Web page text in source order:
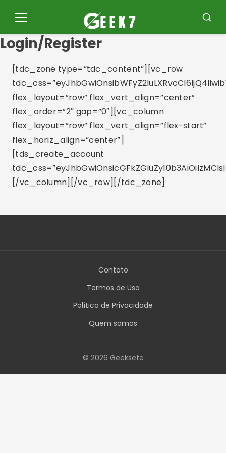
para
conteúdo
Menu
Login/Register
[tdc_zone type=”tdc_content”][vc_row
flex_layout=”row” flex_vert_align=”center”
flex_order=”2″ gap=”0″][vc_column
flex_layout=”row” flex_vert_align=”flex-start”
flex_horiz_align=”center”]
[tds_create_account
[/vc_column][/vc_row][/tdc_zone]
Contato
Termos de Uso
Política de Privacidade
Quem somos
© 2026 Geeksete